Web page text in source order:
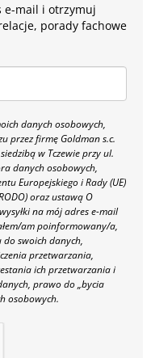
e-mail i otrzymuj
porady fachowe
danych osobowych,
przez firmę Goldman s.c.
w Tczewie przy ul.
danych osobowych,
Europejskiego i Rady (UE)
oraz ustawą O
na mój adres e-mail
am poinformowany/a,
do swoich danych,
przetwarzania,
ich przetwarzania i
prawo do „bycia
osobowych.